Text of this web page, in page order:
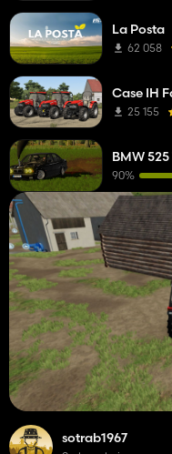
sotrab1967
La Posta
62 058
Case IH
25 155
BMW 525
90%